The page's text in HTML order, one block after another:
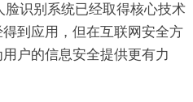
识别系统已经取得核心技术
到应用，但在互联网安全方
户的信息安全提供更有力